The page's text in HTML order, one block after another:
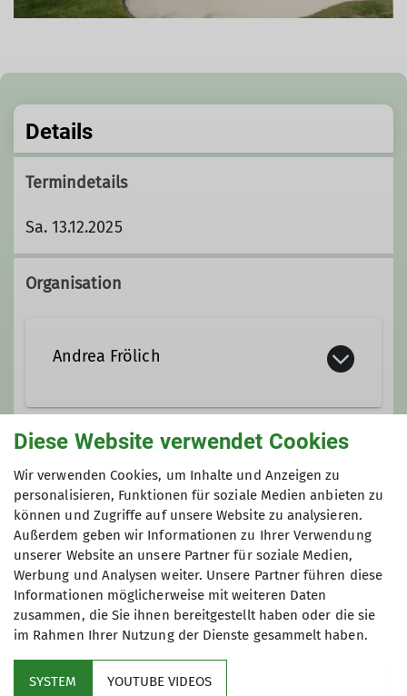
Details
Termindetails
Sa. 13.12.2025
Organisation
Andrea Frölich
a_froelich@gmx.de
HALBTAGESWANDERUNG
Die Länge der Wanderungen beträgt
ca. 15 km. Die Anforderungen an die
nach Ausschreibung steht das
Diese Website verwendet Cookies
Wir verwenden Cookies, um Inhalte und Anzeigen zu
personalisieren, Funktionen für soziale Medien anbieten zu
können und Zugriffe auf unsere Website zu analysieren.
Außerdem geben wir Informationen zu Ihrer Verwendung
unserer Website an unsere Partner für soziale Medien,
Werbung und Analysen weiter. Unsere Partner führen diese
Informationen möglicherweise mit weiteren Daten
zusammen, die Sie ihnen bereitgestellt haben oder die sie
im Rahmen Ihrer Nutzung der Dienste gesammelt haben.
SYSTEM YOUTUBE VIDEOS